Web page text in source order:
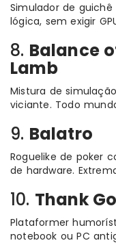
Simulador de
lógica, sem exigir
8. Balance
Lamb
Mistura de
viciante. Todo
9. Balatro
Roguelike de poker
de hardware.
10. Thank
Plataformer
notebook ou PC